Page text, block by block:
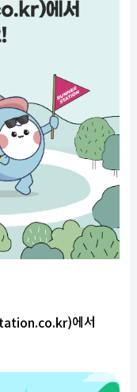
)에서